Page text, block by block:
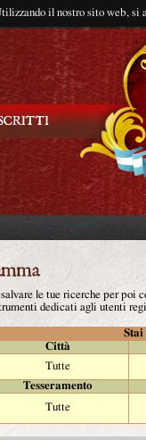
il nostro sito web, si
le tue ricerche per poi
dedicati agli utenti
Stai
Città
Tutte
Tesseramento
Tutte